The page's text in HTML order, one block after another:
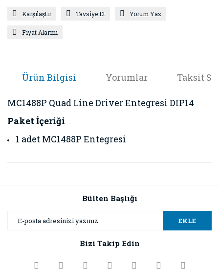
Karşılaştır Tavsiye Et Yorum Yaz
Fiyat Alarmı
Ürün Bilgisi Yorumlar Taksit
MC1488P Quad Line Driver Entegresi DIP14
Paket İçeriği
1 adet MC1488P Entegresi
Görüş ve önerileriniz için teşekkür ederiz.
Ürün resmi kalitesiz, bozuk veya görüntülenemiyor.
Ürün bilgilerinde hatalar bulunuyor.
Bülten Başlığı
EKLE
Bizi Takip Edin